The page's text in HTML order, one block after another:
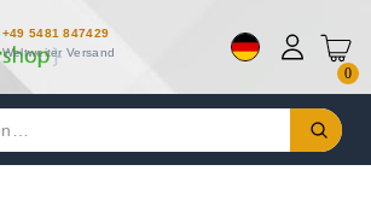
+49 5481 847429
Weltweiter Versand
0